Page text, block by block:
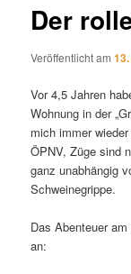
Der
Veröffentlicht am
Vor 4,5 Jahren
Wohnung in der
mich immer
ÖPNV, Züge sind
ganz unabhängig
Schweinegrippe.
Das Abenteuer
an: